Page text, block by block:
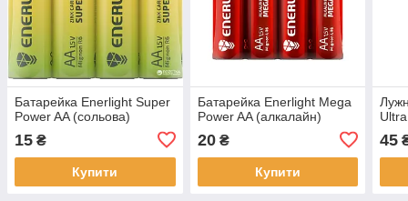
Батарейка Enerlight Super
Power AA (сольова)
15 ₴
Купити
Батарейка Enerlight Mega
Power AA (алкалайн)
20₴
Купити
45